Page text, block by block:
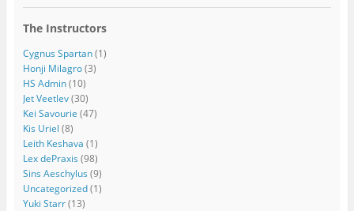
The Instructors
Cygnus Spartan(1)
Honji Milagro(3)
HS Admin(10)
Jet Veetlev(30)
Kei Savourie (47)
Kis Uriel (8)
Leith Keshava (1)
Lex dePraxis (98)
Sins Aeschylus (9)
Uncategorized(1)
Yuki Starr(13)